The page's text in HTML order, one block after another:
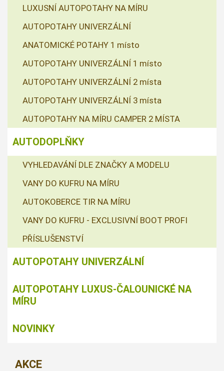
LUXUSNÍ AUTOPOTAHY NA MÍRU
AUTOPOTAHY UNIVERZÁLNÍ
ANATOMICKÉ POTAHY 1 místo
AUTOPOTAHY UNIVERZÁLNÍ 1 místo
AUTOPOTAHY UNIVERZÁLNÍ 2 místa
AUTOPOTAHY UNIVERZÁLNÍ 3 místa
AUTOPOTAHY NA MÍRU CAMPER 2 MÍSTA
AUTODOPLŇKY
VYHLEDAVÁNÍ DLE ZNAČKY A MODELU
VANY DO KUFRU NA MÍRU
AUTOKOBERCE TIR NA MÍRU
VANY DO KUFRU - EXCLUSIVNÍ BOOT PROFI
PŘÍSLUŠENSTVÍ
AUTOPOTAHY UNIVERZÁLNÍ
AUTOPOTAHY LUXUS-ČALOUNICKÉ NA
MÍRU
NOVINKY
AKCE